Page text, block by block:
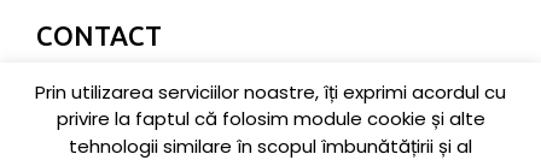
CONTACT
470B,
Judetul Cluj,
Prin utilizarea serviciilor noastre, îți exprimi acordul cu
privire la faptul că folosim module cookie și alte
tehnologii similare în scopul îmbunătățirii și al